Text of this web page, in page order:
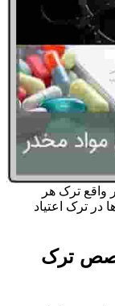
واقع ترک هر
در ترک اعتیاد
ترک